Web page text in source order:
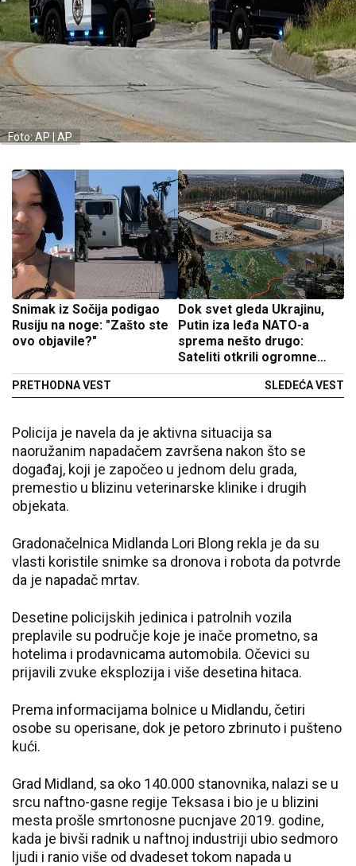
Foto: AP | AP
Snimak iz Sočija podigao
Rusiju na noge: "Zašto ste
ovo objavile?"
PRETHODNA VEST
Dok svet gleda Ukrajinu,
Putin iza leđa NATO-a
sprema nešto drugo:
Sateliti otkrili ogromne
radove
SLEDEĆA VEST
Policija je navela da je aktivna situacija sa
naoružanim napadačem završena nakon što se
događaj, koji je započeo u jednom delu grada,
premestio u blizinu veterinarske klinike i drugih
objekata.
Gradonačelnica Midlanda Lori Blong rekla je da su
vlasti koristile snimke sa dronova i robota da potvrde
da je napadač mrtav.
Desetine policijskih jedinica i patrolnih vozila
preplavile su područje koje je inače prometno, sa
hotelima i prodavnicama automobila. Očevici su
prijavili zvuke eksplozija i više desetina hitaca.
Prema informacijama bolnice u Midlandu, četiri
osobe su operisane, dok je petoro zbrinuto i pušteno
kući.
Grad Midland, sa oko 140.000 stanovnika, nalazi se u
srcu naftno-gasne regije Teksasa i bio je u blizini
mesta prošle smrtonosne pucnjave 2019. godine,
kada je bivši radnik u naftnoj industriji ubio sedmoro
ljudi i ranio više od dvadeset tokom napada u